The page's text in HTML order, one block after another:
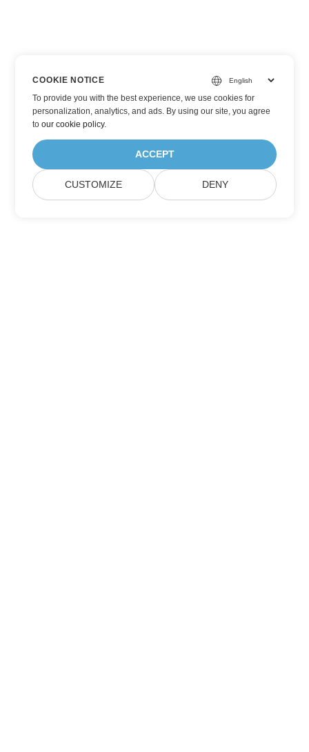
COOKIE NOTICE
To provide you with the best experience, we use cookies for
personalization, analytics, and ads. By using our site, you agree
toour cookie policy.
ACCEPT
CUSTOMIZE DENY